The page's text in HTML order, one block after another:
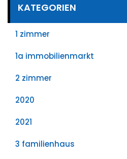
KATEGORIEN
1 zimmer
1a immobilienmarkt
2 zimmer
2020
2021
3 familienhaus